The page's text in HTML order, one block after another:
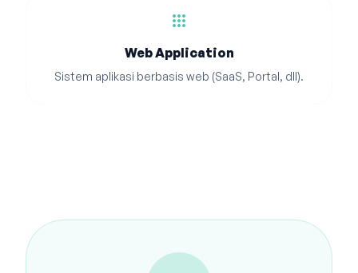
apps
Web Application
Sistem aplikasi berbasis web (SaaS, Portal, dll).